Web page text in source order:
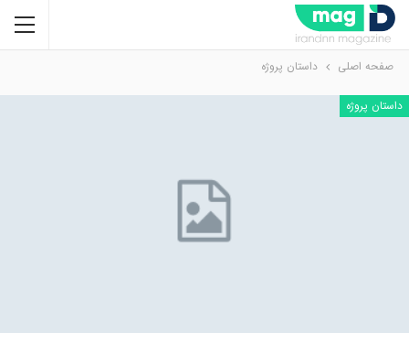
صفحه اصلی داستان پروژه
داستان پروژه